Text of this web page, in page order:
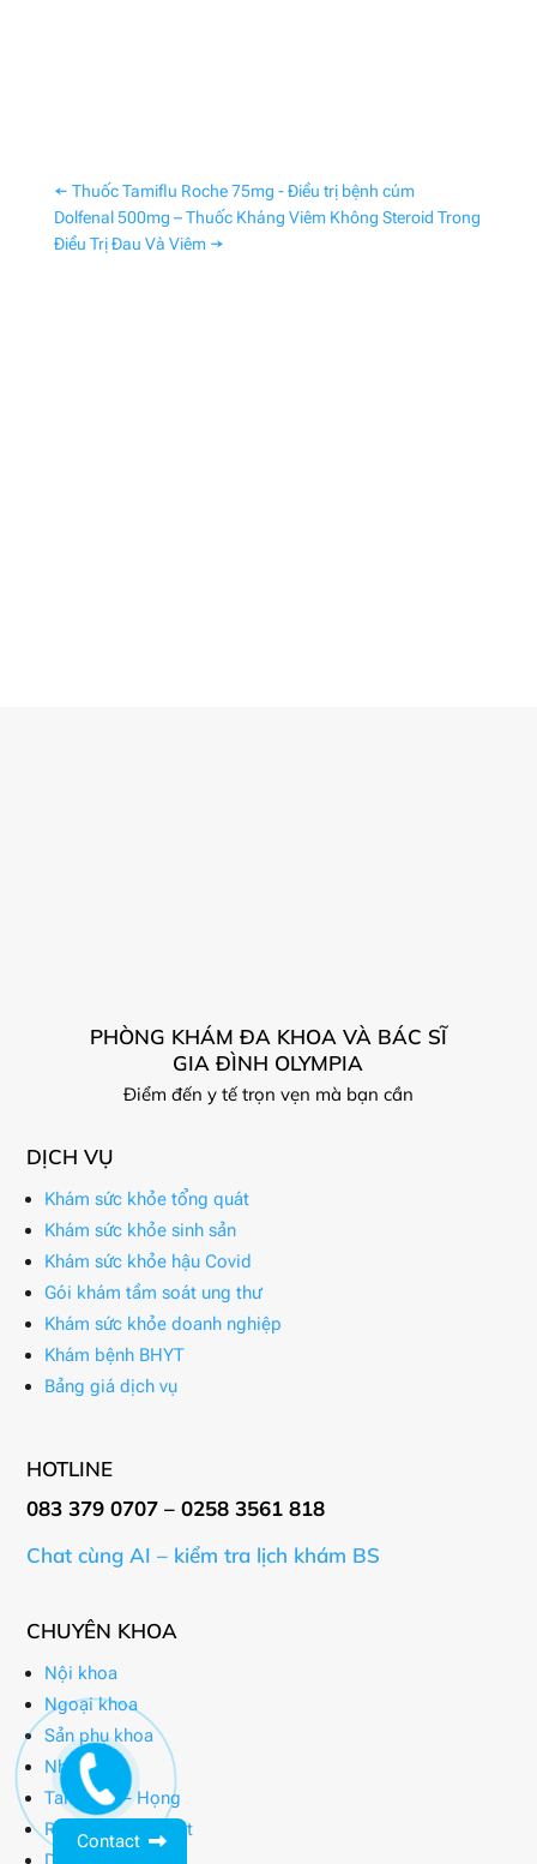
← Thuốc Tamiflu Roche 75mg - Điều trị bệnh cúm
Dolfenal 500mg – Thuốc Kháng Viêm Không Steroid Trong
Điều Trị Đau Và Viêm →
PHÒNG KHÁM ĐA KHOA VÀ BÁC SĨ
GIA ĐÌNH OLYMPIA
Điểm đến y tế trọn vẹn mà bạn cần
DỊCH VỤ
Khám sức khỏe tổng quát
Khám sức khỏe sinh sản
Khám sức khỏe hậu Covid
Gói khám tầm soát ung thư
Khám sức khỏe doanh nghiệp
Khám bệnh BHYT
Bảng giá dịch vụ
HOTLINE
083 379 0707 – 0258 3561 818
Chat cùng AI – kiểm tra lịch khám BS
CHUYÊN KHOA
Nội khoa
Ngoại khoa
Sản phụ khoa
Nhi khoa
Tai – Mũi – Họng
Răng – Hàm – Mặt
Contact